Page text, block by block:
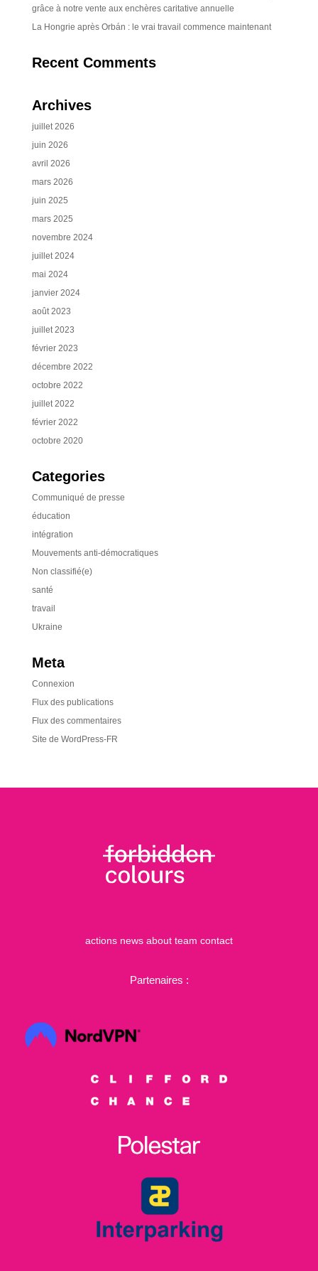
grâce à notre vente aux enchères caritative annuelle
La Hongrie après Orbán : le vrai travail commence maintenant
Recent Comments
Archives
juillet 2026
juin 2026
avril 2026
mars 2026
juin 2025
mars 2025
novembre 2024
juillet 2024
mai 2024
janvier 2024
août 2023
juillet 2023
février 2023
décembre 2022
octobre 2022
juillet 2022
février 2022
octobre 2020
Categories
Communiqué de presse
éducation
intégration
Mouvements anti-démocratiques
Non classifié(e)
santé
travail
Ukraine
Meta
Connexion
Flux des publications
Flux des commentaires
Site de WordPress-FR
actions news about team contact
Partenaires :